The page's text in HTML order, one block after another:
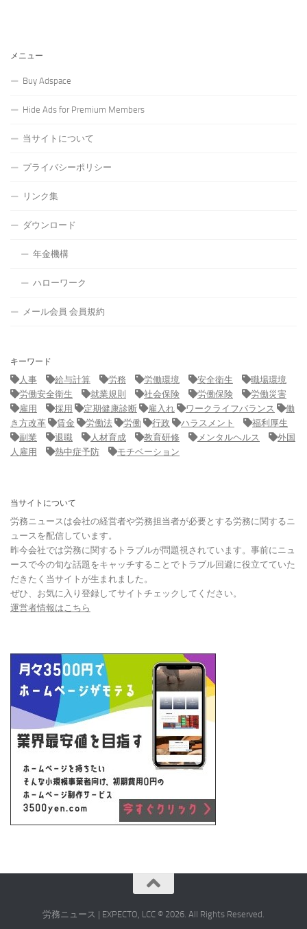
メニュー
Buy Adspace
Hide Ads for Premium Members
当サイトについて
プライバシーポリシー
リンク集
ダウンロード
年金機構
ハローワーク
メール会員 会員規約
キーワード
人事
給与計算 労務 労働環境 安全衛生
職場環境
労働安全衛生
就業規則 社会保険 労働保険
労働災害
雇用
採用 定期健康診断 雇入れ ワークライフバランス
働
き方改革
賃金 労働法 労働 行政 ハラスメント
福利厚生
副業
退職 人材育成 教育研修 メンタルヘルス
外国
人雇用
熱中症予防 モチベーション
当サイトについて
労務ニュースは会社の経営者や労務担当者が必要とする労務に関するニ
ュースを配信しています。
昨今会社では労務に関するトラブルが問題視されています。事前にニュ
ースで今の旬な話題をキャッチすることでトラブル回避に役立てていた
だきたく当サイトが生まれました。
ぜひ、お気に入り登録してサイトチェックしてください。
運営者情報はこちら
労務ニュース | EXPECTO, LCC © 2026. All Rights Reserved.